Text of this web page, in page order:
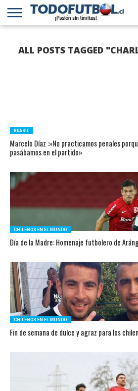
B
CHILENA
EN EL
MUNDO
INTERNACIONAL
ALL POSTS TAGGED
BRASIL
Marcelo Díaz :»No practicamos penales
pasábamos en el partido»
CHILENOS EN EL MUNDO
Día de la Madre: Homenaje futbolero de
CHILENOS EN EL MUNDO
Fin de semana de dulce y agraz para los